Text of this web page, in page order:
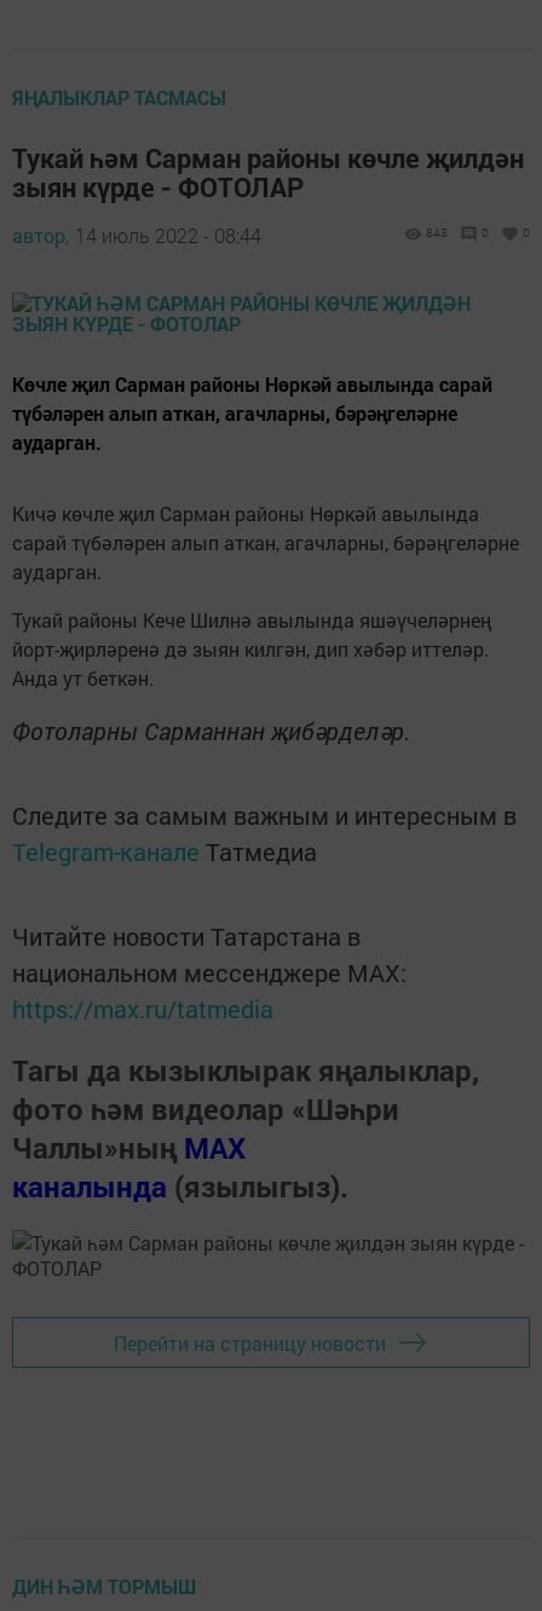
ЯҢАЛЫКЛАР ТАСМАСЫ
Тукай һәм Сарман районы көчле җилдән
зыян күрде - ФОТОЛАР
автор, 14 июль 2022 - 08:44 843 0 0
Көчле җил Сарман районы Нөркәй авылында сарай
түбәләрен алып аткан, агачларны, бәрәңгеләрне
аударган.
Кичә көчле җил Сарман районы Нөркәй авылында
сарай түбәләрен алып аткан, агачларны, бәрәңгеләрне
аударган.
Тукай районы Кече Шилнә авылында яшәүчеләрнең
йорт-җирләренә дә зыян килгән, дип хәбәр иттеләр.
Анда ут беткән.
Фотоларны Сарманнан җибәрделәр.
Следите за самым важным и интересным в
Telegram-канале Татмедиа
Читайте новости Татарстана в
национальном мессенджере MАХ:
https://max.ru/tatmedia
Тагы да кызыклырак яңалыклар,
фото һәм видеолар «Шәһри
Чаллы»ның MAX
каналында (язылыгыз).
Перейти на страницу новости
ДИН ҺӘМ ТОРМЫШ